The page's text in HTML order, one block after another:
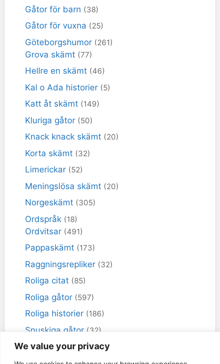
We value your privacy
Gåtor för barn (38)
Gåtor för vuxna (25)
Göteborgshumor (261)
Grova skämt (77)
Hellre en skämt (46)
Kal o Ada historier (5)
Katt åt skämt (149)
Kluriga gåtor (50)
Knack knack skämt (20)
Korta skämt (32)
Limerickar (52)
Meningslösa skämt (20)
Norgeskämt (305)
Ordspråk (18)
Ordvitsar (491)
Pappaskämt (173)
Raggningsrepliker (32)
Roliga citat (85)
Roliga gåtor (597)
Roliga historier (186)
Snuskiga gåtor (32)
Snuskiga skämt(98)